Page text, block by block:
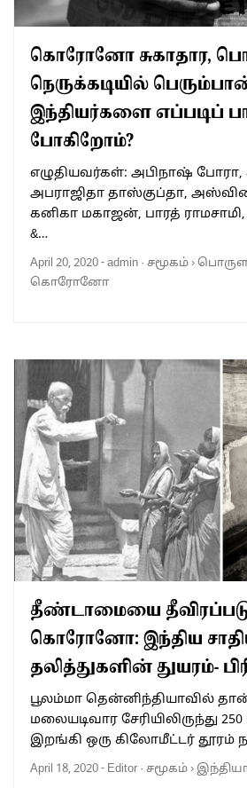
கொரோனோ சுகாதார,
நெருக்கடியில்
இந்தியர்களை எப்படிப்
போகிறோம்?
எழுதியவர்கள்: அபிநாஷ் போரா,
அபராஜிதா தாஸ்குப்தா,
கனிகா மகாஜன், பாரத்
&…
April 20, 2020-admin · சமூகம்›
கொரோனோ
தீண்டாமையை
கொரோனோ: இந்திய
தலித்துகளின் துயரம்-
பூலம்மா தென்னிந்தியாவில்
மலையடிவார சேரியிலிருந்து
இறங்கி ஒரு கிலோமீட்டர் தூரம்
April 18, 2020- Editor · சமூகம்›